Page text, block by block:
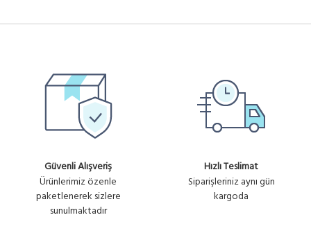
Güvenli Alışveriş
Ürünlerimiz özenle
paketlenerek sizlere
sunulmaktadır
Hızlı Teslimat
Siparişleriniz aynı gün
kargoda